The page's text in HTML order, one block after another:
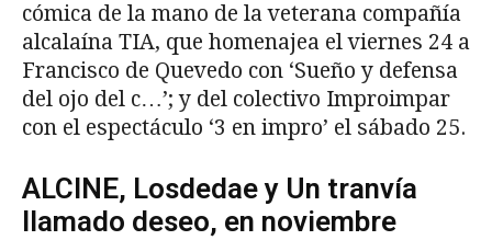
cómica de la mano de la veterana compañía
alcalaína TIA, que homenajea el viernes 24 a
Francisco de Quevedo con ‘Sueño y defensa
del ojo del c…’; y del colectivo Improimpar
con el espectáculo ‘3 en impro’ el sábado 25.
ALCINE, Losdedae y Un tranvía
llamado deseo, en noviembre